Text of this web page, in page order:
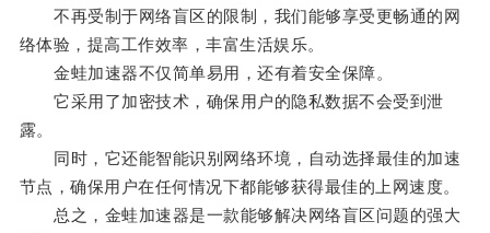
不再受制于网络盲区的限制，我们能够享受更畅通的网
络体验，提高工作效率，丰富生活娱乐。
金蛙加速器不仅简单易用，还有着安全保障。
它采用了加密技术，确保用户的隐私数据不会受到泄
露。
同时，它还能智能识别网络环境，自动选择最佳的加速
节点，确保用户在任何情况下都能够获得最佳的上网速度。
总之，金蛙加速器是一款能够解决网络盲区问题的强大